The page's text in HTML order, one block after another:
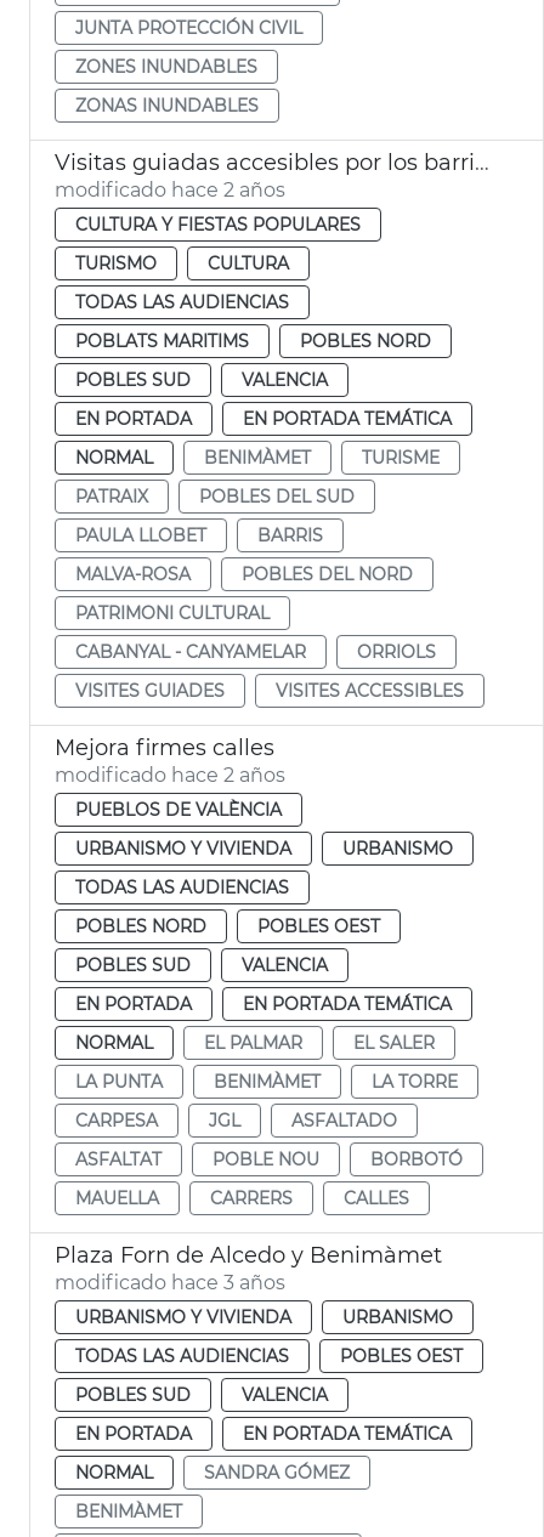
JUNTA PROTECCIÓN CIVIL
ZONES INUNDABLES
ZONAS INUNDABLES
Visitas guiadas accesibles por los barrios de la ciudad
modificado hace 2 años
CULTURA Y FIESTAS POPULARES
TURISMO
CULTURA
TODAS LAS AUDIENCIAS
POBLATS MARITIMS
POBLES NORD
POBLES SUD
VALENCIA
EN PORTADA
EN PORTADA TEMÁTICA
NORMAL
BENIMÀMET
TURISME
PATRAIX
POBLES DEL SUD
PAULA LLOBET
BARRIS
MALVA-ROSA
POBLES DEL NORD
PATRIMONI CULTURAL
CABANYAL - CANYAMELAR
ORRIOLS
VISITES GUIADES
VISITES ACCESSIBLES
Mejora firmes calles
modificado hace 2 años
PUEBLOS DE VALÈNCIA
URBANISMO Y VIVIENDA
URBANISMO
TODAS LAS AUDIENCIAS
POBLES NORD
POBLES OEST
POBLES SUD
VALENCIA
EN PORTADA
EN PORTADA TEMÁTICA
NORMAL
EL PALMAR
EL SALER
LA PUNTA
BENIMÀMET
LA TORRE
CARPESA
JGL
ASFALTADO
ASFALTAT
POBLE NOU
BORBOTÓ
MAUELLA
CARRERS CALLES
Plaza Forn de Alcedo y Benimàmet
modificado hace 3 años
URBANISMO Y VIVIENDA
URBANISMO
TODAS LAS AUDIENCIAS
POBLES OEST
POBLES SUD
VALENCIA
EN PORTADA
EN PORTADA TEMÁTICA
NORMAL
SANDRA GÓMEZ
BENIMÀMET